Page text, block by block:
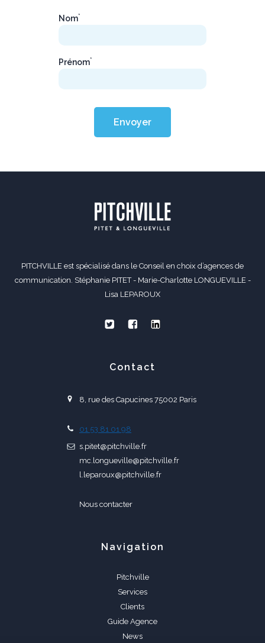
Nom*
Prénom*
Envoyer
PITCHVILLE est spécialisé dans le Conseil en choix d’agences de
communication. Stéphanie PITET - Marie-Charlotte LONGUEVILLE -
Lisa LEPAROUX
Contact
8, rue des Capucines 75002 Paris
01 53 81 01 98
s.pitet@pitchville.fr
mc.longueville@pitchville.fr
l.leparoux@pitchville.fr
Nous contacter
Navigation
Pitchville
Services
Clients
Guide Agence
News